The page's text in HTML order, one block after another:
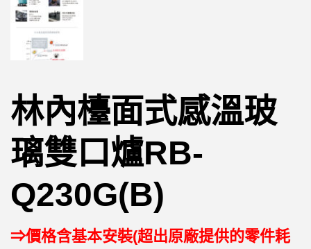
林內檯面式感溫玻
璃雙口爐RB-
Q230G(B)
⇒價格含基本安裝(超出原廠提供的零件耗